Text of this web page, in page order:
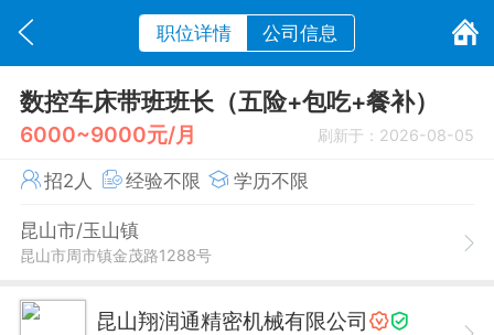
职位详情 公司信息
数控车床带班班长（五险+包吃+餐补）
6000~9000元/月 刷新于：2026-08-05
招2人 经验不限 学历不限
昆山市/玉山镇
昆山市周市镇金茂路1288号
昆山翔润通精密机械有限公司